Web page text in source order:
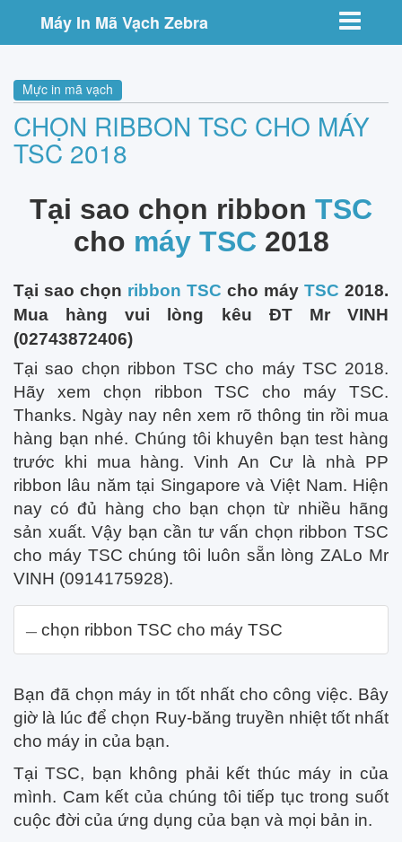
Toggle
Máy In Mã Vạch Zebra
Mực in mã vạch
CHỌN RIBBON TSC CHO MÁY
TSC 2018
Tại sao chọn ribbon TSC
cho máy TSC 2018
Tại sao chọn ribbon TSC cho máy TSC 2018.
Mua hàng vui lòng kêu ĐT Mr VINH
(02743872406)
Tại sao chọn ribbon TSC cho máy TSC 2018.
Hãy xem chọn ribbon TSC cho máy TSC.
Thanks. Ngày nay nên xem rõ thông tin rồi mua
hàng bạn nhé. Chúng tôi khuyên bạn test hàng
trước khi mua hàng. Vinh An Cư là nhà PP
ribbon lâu năm tại Singapore và Việt Nam. Hiện
nay có đủ hàng cho bạn chọn từ nhiều hãng
sản xuất. Vậy bạn cần tư vấn chọn ribbon TSC
cho máy TSC chúng tôi luôn sẵn lòng ZALo Mr
VINH (0914175928).
chọn ribbon TSC cho máy TSC
Bạn đã chọn máy in tốt nhất cho công việc. Bây
giờ là lúc để chọn Ruy-băng truyền nhiệt tốt nhất
cho máy in của bạn.
Tại TSC, bạn không phải kết thúc máy in của
mình. Cam kết của chúng tôi tiếp tục trong suốt
cuộc đời của ứng dụng của bạn và mọi bản in.